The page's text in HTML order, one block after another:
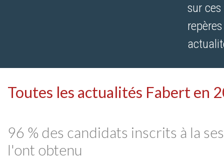
sur
Toutes les actualités Fabert en
96 % des candidats inscrits à la
l'ont obtenu